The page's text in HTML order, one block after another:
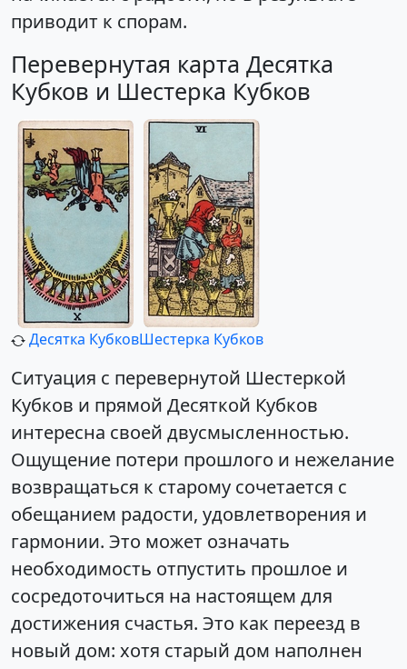
приводит к спорам.
Перевернутая карта Десятка
Кубков и Шестерка Кубков
Десятка КубковШестерка Кубков
Ситуация с перевернутой Шестеркой
Кубков и прямой Десяткой Кубков
интересна своей двусмысленностью.
Ощущение потери прошлого и нежелание
возвращаться к старому сочетается с
обещанием радости, удовлетворения и
гармонии. Это может означать
необходимость отпустить прошлое и
сосредоточиться на настоящем для
достижения счастья. Это как переезд в
новый дом: хотя старый дом наполнен